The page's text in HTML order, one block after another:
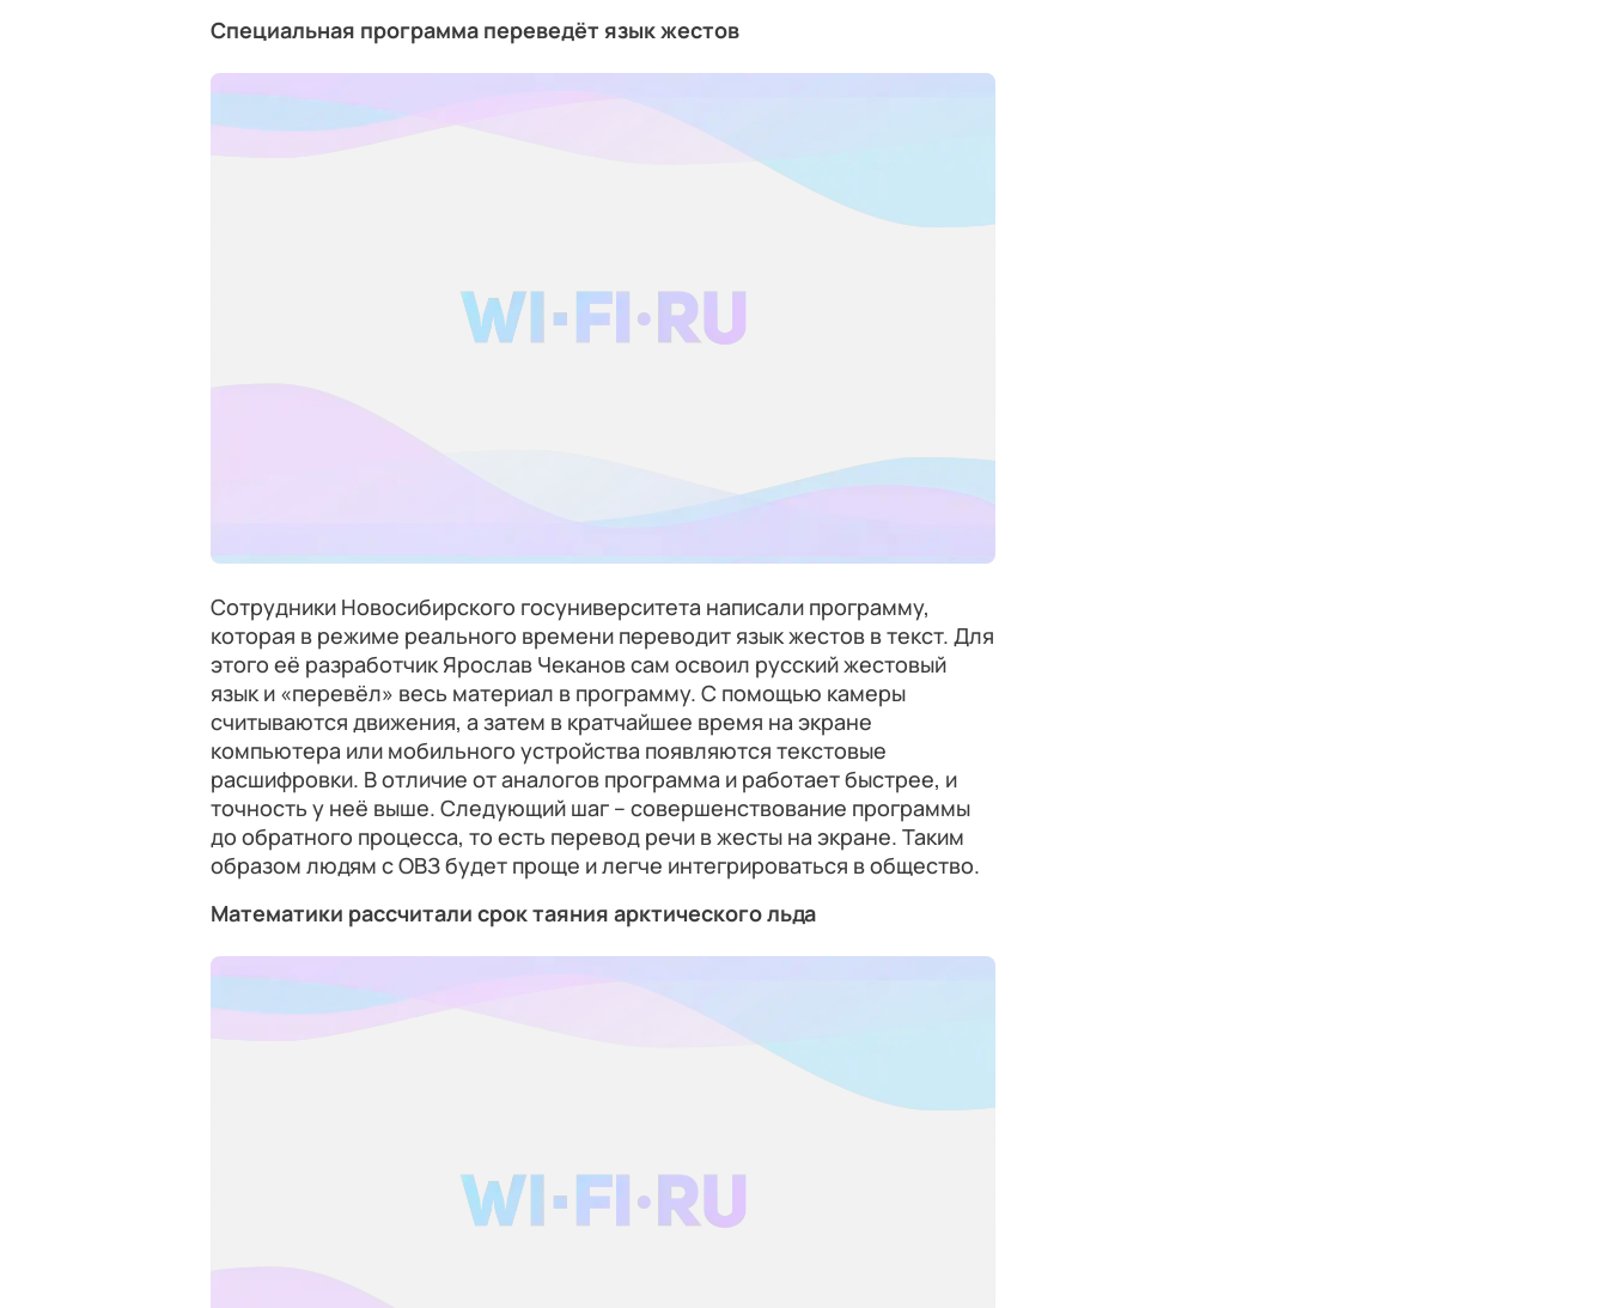
Специальная программа переведёт язык жестов
Сотрудники Новосибирского госуниверситета написали программу,
которая в режиме реального времени переводит язык жестов в текст. Для
этого её разработчик Ярослав Чеканов сам освоил русский жестовый
язык и «перевёл» весь материал в программу. С помощью камеры
считываются движения, а затем в кратчайшее время на экране
компьютера или мобильного устройства появляются текстовые
расшифровки. В отличие от аналогов программа и работает быстрее, и
точность у неё выше. Следующий шаг – совершенствование программы
до обратного процесса, то есть перевод речи в жесты на экране. Таким
образом людям с ОВЗ будет проще и легче интегрироваться в общество.
Математики рассчитали срок таяния арктического льда